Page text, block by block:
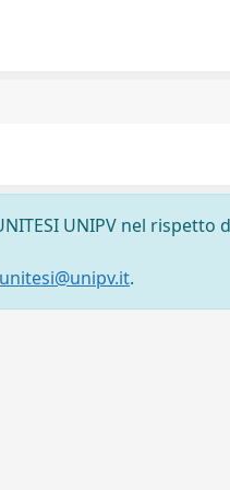
UNIPV nel rispetto
unitesi@unipv.it.